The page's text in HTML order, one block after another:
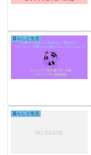
暮らしと生活
暮らしと生活